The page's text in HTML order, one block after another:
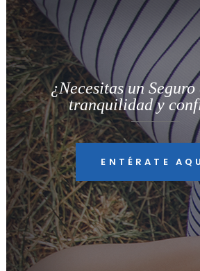
¿Necesitas un Seguro
tranquilidad y
ENTÉRATE